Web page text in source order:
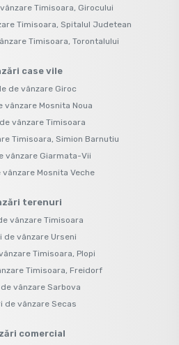
Timisoara, Girocului
Timisoara, Spitalul Judetean
Timisoara, Torontalului
case vile
de vânzare Giroc
vânzare Mosnita Noua
vânzare Timisoara
Timisoara, Simion Barnutiu
vânzare Giarmata-Vii
vânzare Mosnita Veche
terenuri
vânzare Timisoara
de vânzare Urseni
Timisoara, Plopi
Timisoara, Freidorf
vânzare Sarbova
de vânzare Secas
comercial